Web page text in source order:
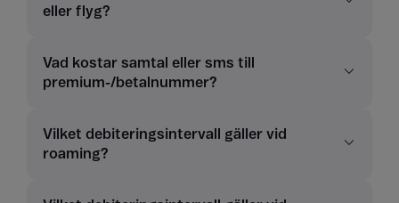
eller flyg?
Vad kostar samtal eller sms till
premium-/betalnummer?
Vilket debiteringsintervall gäller vid
roaming?